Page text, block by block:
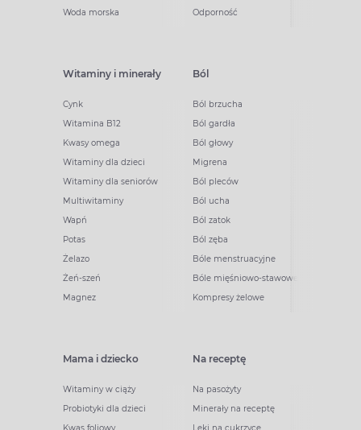
Woda morska
Odporność
Witaminy i minerały
Cynk
Witamina B12
Kwasy omega
Witaminy dla dzieci
Witaminy dla seniorów
Multiwitaminy
Wapń
Potas
Żelazo
Żeń-szeń
Magnez
Ból
Ból brzucha
Ból gardła
Ból głowy
Migrena
Ból pleców
Ból ucha
Ból zatok
Ból zęba
Bóle menstruacyjne
Bóle mięśniowo-stawowe
Kompresy żelowe
Mama i dziecko
Witaminy w ciąży
Probiotyki dla dzieci
Na receptę
Na pasożyty
Minerały na receptę